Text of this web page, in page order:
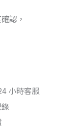
認，
小時客服